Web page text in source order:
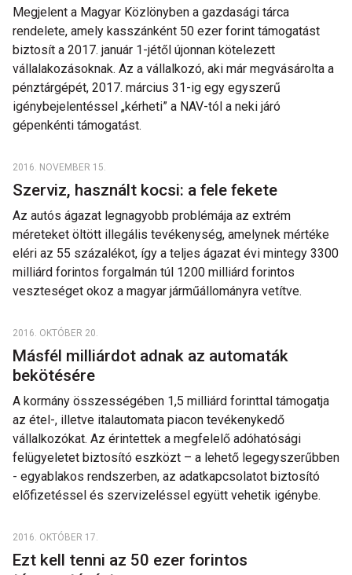
Megjelent a Magyar Közlönyben a gazdasági tárca
rendelete, amely kasszánként 50 ezer forint támogatást
biztosít a 2017. január 1-jétől újonnan kötelezett
vállalakozásoknak. Az a vállalkozó, aki már megvásárolta a
pénztárgépét, 2017. március 31-ig egy egyszerű
igénybejelentéssel „kérheti” a NAV-tól a neki járó
gépenkénti támogatást.
2016. NOVEMBER 15.
Szerviz, használt kocsi: a fele fekete
Az autós ágazat legnagyobb problémája az extrém
méreteket öltött illegális tevékenység, amelynek mértéke
eléri az 55 százalékot, így a teljes ágazat évi mintegy 3300
milliárd forintos forgalmán túl 1200 milliárd forintos
veszteséget okoz a magyar járműállományra vetítve.
2016. OKTÓBER 20.
Másfél milliárdot adnak az automaták
bekötésére
A kormány összességében 1,5 milliárd forinttal támogatja
az étel-, illetve italautomata piacon tevékenykedő
vállalkozókat. Az érintettek a megfelelő adóhatósági
felügyeletet biztosító eszközt – a lehető legegyszerűbben
- egyablakos rendszerben, az adatkapcsolatot biztosító
előfizetéssel és szervizeléssel együtt vehetik igénybe.
2016. OKTÓBER 17.
Ezt kell tenni az 50 ezer forintos